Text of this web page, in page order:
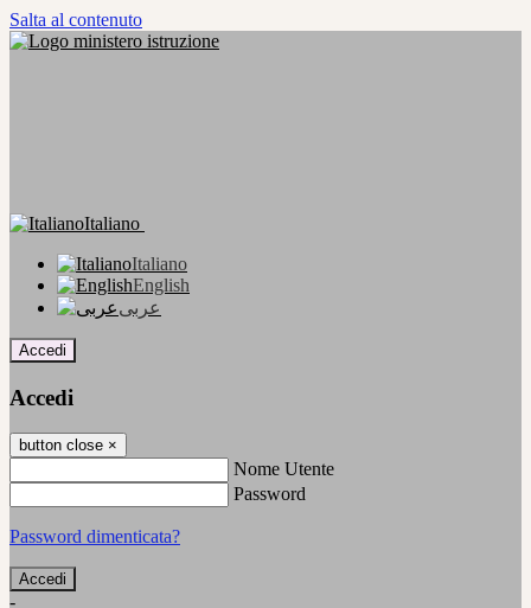
Salta al contenuto
Italiano
Italiano
English
عربى
Accedi
Accedi
button close ×
Nome Utente
Password
Password dimenticata?
-